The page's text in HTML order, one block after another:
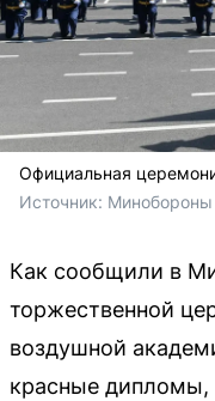
Официальная
Источник: Минобороны
Как сообщили в
торжественной
воздушной
красные